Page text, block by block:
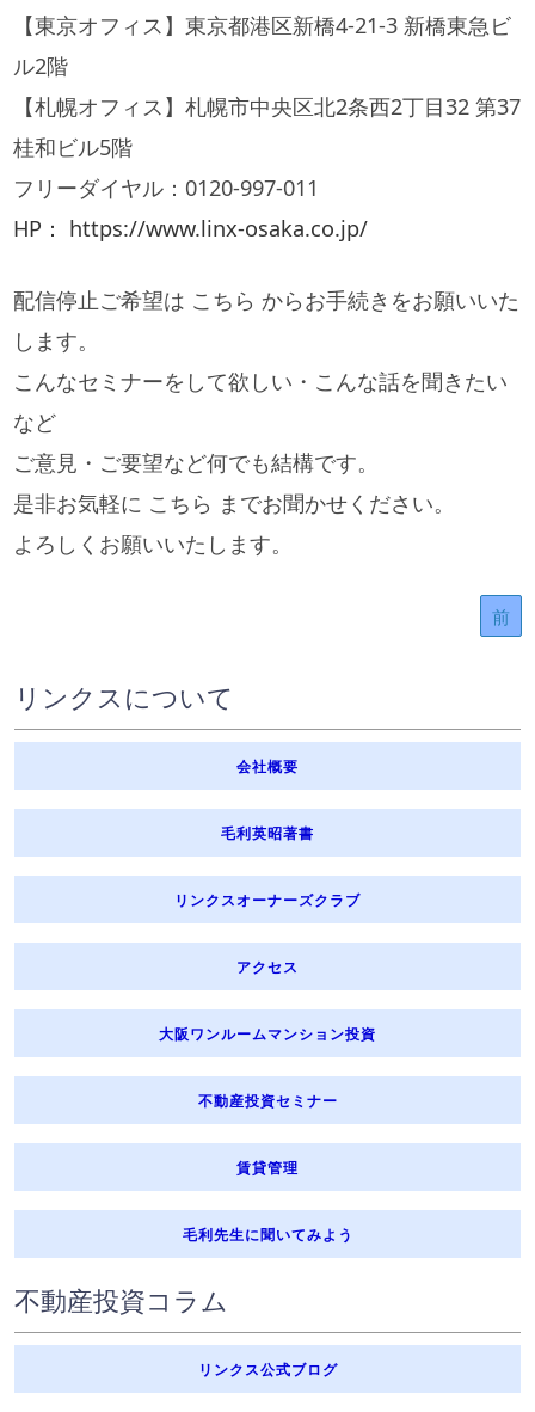
【東京オフィス】東京都港区新橋4-21-3 新橋東急ビ
ル2階
【札幌オフィス】札幌市中央区北2条西2丁目32 第37
桂和ビル5階
フリーダイヤル：0120-997-011
HP： https://www.linx-osaka.co.jp/
配信停止ご希望は こちら からお手続きをお願いいた
します。
こんなセミナーをして欲しい・こんな話を聞きたい
など
ご意見・ご要望など何でも結構です。
是非お気軽に こちら までお聞かせください。
よろしくお願いいたします。
前
リンクスについて
会社概要
毛利英昭著書
リンクスオーナーズクラブ
アクセス
大阪ワンルームマンション投資
不動産投資セミナー
賃貸管理
毛利先生に聞いてみよう
不動産投資コラム
リンクス公式ブログ